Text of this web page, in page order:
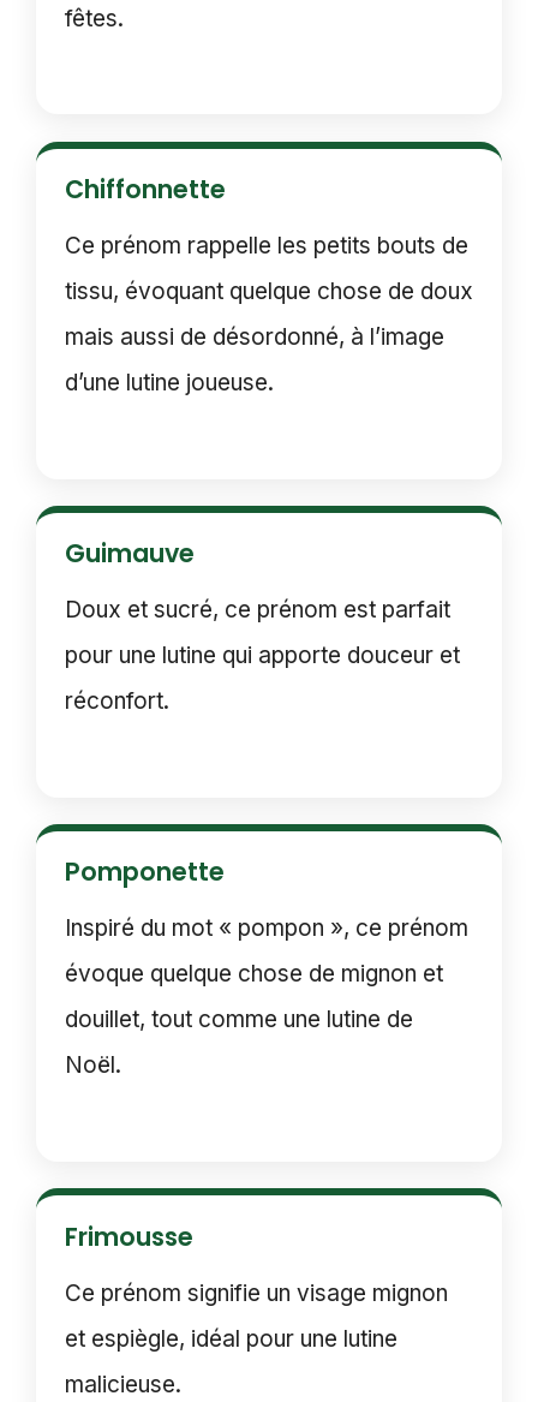
fêtes.
Chiffonnette
Ce prénom rappelle les petits bouts de
tissu, évoquant quelque chose de doux
mais aussi de désordonné, à l’image
d’une lutine joueuse.
Guimauve
Doux et sucré, ce prénom est parfait
pour une lutine qui apporte douceur et
réconfort.
Pomponette
Inspiré du mot « pompon », ce prénom
évoque quelque chose de mignon et
douillet, tout comme une lutine de
Noël.
Frimousse
Ce prénom signifie un visage mignon
et espiègle, idéal pour une lutine
malicieuse.